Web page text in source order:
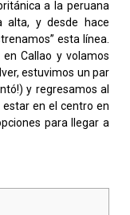
a la peruana
alta, y desde hace
esta línea.
Callao y volamos
estuvimos un par
y regresamos al
en el centro en
para llegar a